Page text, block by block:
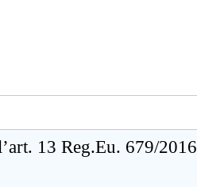
13 Reg.Eu. 679/2016